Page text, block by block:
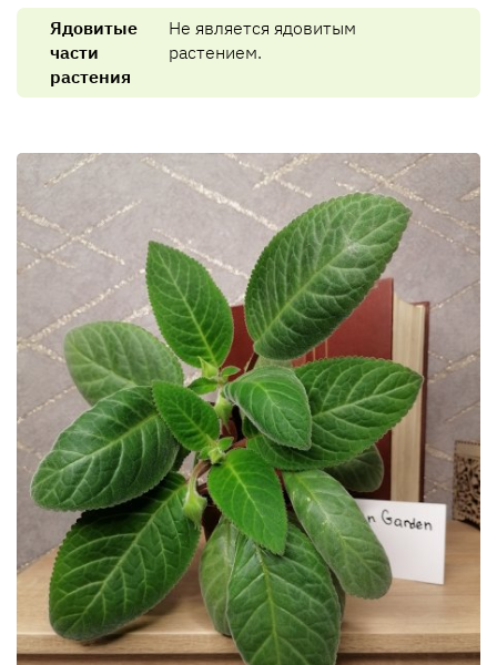
Ядовитые
части
растения
Не является ядовитым
растением.